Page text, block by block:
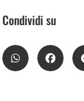
Condividi su